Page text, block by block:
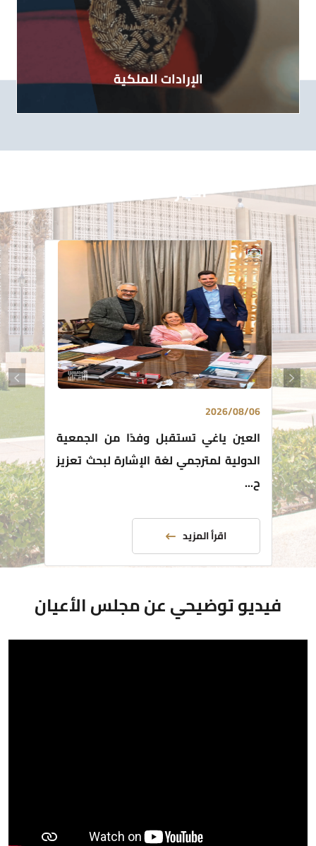
الإرادات الملكية
أخبار المجلس
2026/08/06
العين ياغي تستقبل وفدًا من الجمعية
الدولية لمترجمي لغة الإشارة لبحث تعزيز
ح...
اقرأ المزيد
فيديو توضيحي عن مجلس الأعيان